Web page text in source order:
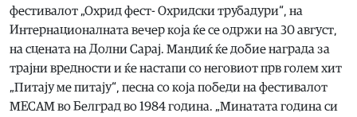
фестивалот „Охрид фест- Охридски трубадури“, на
Интернационалната вечер која ќе се одржи на 30 август,
на сцената на Долни Сарај. Мандиќ ќе добие награда за
трајни вредности и ќе настапи со неговиот прв голем хит
„Питају ме питају“, песна со која победи на фестивалот
МЕСАМ во Белград во 1984 година. „Минатата година си